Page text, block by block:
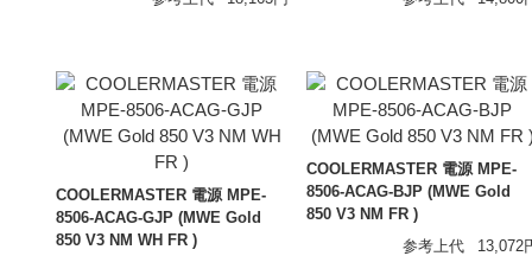
Maestraudio EMPIRE Audio
ULTRASONE SENDY AUDIO
ゲーム/VR
NOITOM DPVR
モーションキャプチャー VR機器
COOLERMASTER 電源 MPE-
8506-ACAG-GJP (MWE Gold
850 V3 NM WH FR )
COOLERMASTER 電源 MPE-
8506-ACAG-BJP (MWE Gold
850 V3 NM FR )
参考上代
13,072